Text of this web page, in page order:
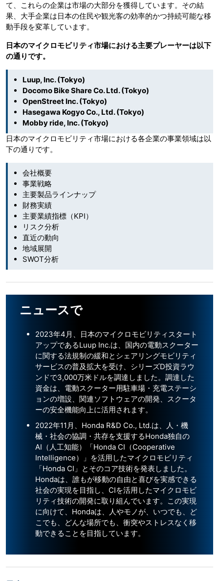
て、これらの企業は市場の大部分を獲得しています。その結
果、大手企業は日本の住民や観光客の効率的かつ持続可能な移
動手段を変革しています。
日本のマイクロモビリティ市場における主要プレーヤーは以下
の通りです。
Luup, Inc. (Tokyo)
Docomo Bike Share Co. Ltd. (Tokyo)
OpenStreet Inc. (Tokyo)
Hasegawa Kogyo Co., Ltd. (Tokyo)
Mobby ride, Inc. (Tokyo)
日本のマイクロモビリティ市場における各企業の事業領域は以
下の通りです。
会社概要
事業戦略
主要製品ラインナップ
財務実績
主要業績指標（KPI）
リスク分析
直近の動向
地域展開
SWOT分析
ニュースで
2023年4月、日本のマイクロモビリティスタート
アップであるLuup Inc.は、国内の電動スクーター
に関する法規制の緩和とシェアリングモビリティ
サービスの普及拡大を受け、シリーズD投資ラウ
ンドで3,000万米ドルを調達しました。調達した
資金は、電動スクーター用駐車場・充電ステーシ
ョンの増設、関連ソフトウェアの開発、スクータ
ーの安全機能向上に活用されます。
2022年11月、Honda R&D Co., Ltd.は、人・機
械・社会の協調・共存を支援するHonda独自の
AI（人工知能）「Honda CI（Cooperative
Intelligence）」を活用したマイクロモビリティ
「Honda CI」とそのコア技術を発表しました。
Hondaは、誰もが移動の自由と喜びを実感できる
社会の実現を目指し、CIを活用したマイクロモビ
リティ技術の開発に取り組んでいます。この実現
に向けて、Hondaは、人やモノが、いつでも、ど
こでも、どんな場所でも、衝突やストレスなく移
動できることを目指しています。